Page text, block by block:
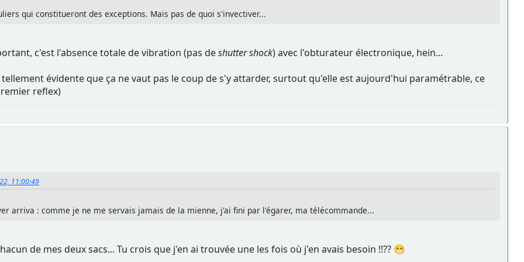
qui constitueront des exceptions. Mais pas de quoi s'invectiver...
c'est l'absence totale de vibration (pas deshutter shock) avec l'obturateur électronique, hein...
évidente que ça ne vaut pas le coup de s'y attarder, surtout qu'elle est aujourd'hui paramétrable, ce
reflex)
11:00:49
arriva : comme je ne me servais jamais de la mienne, j'ai fini par l'égarer, ma télécommande...
de mes deux sacs... Tu crois que j'en ai trouvée une les fois où j'en avais besoin !!?? 😁